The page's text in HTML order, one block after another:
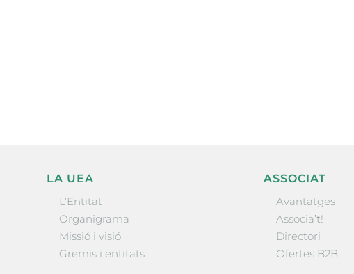
LA UEA
L’Entitat
Organigrama
Missió i visió
Gremis i entitats
ASSOCIAT
Avantatges
Associa’t!
Directori
Ofertes B2B